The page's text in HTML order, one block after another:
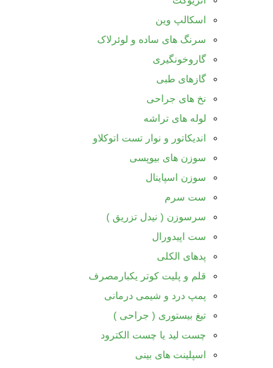
اسکالپ وین
سرنگ های ساده و لوئرلاک
گاروخونگیری
گازهای طبی
نخ های جراحی
لوله های تراشه
اندیکاتور و نوار تست اتوکلاو
سوزن های بیوپسی
سوزن اسپاینال
ست سرم
سرسوزن ( نیدل تزریق )
ست اپیدورال
پدهای الکلی
قلم و پلیت کوتر یکبارمصرف
پمپ درد و شیمی درمانی
تیغ بیستوری ( جراحی )
چست لید یا چست الکترود
اسپلینت های بینی